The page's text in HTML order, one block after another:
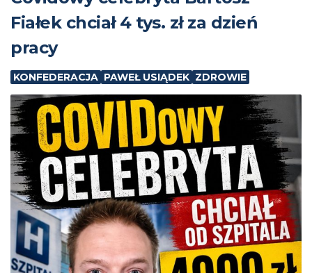
Fiałek chciał 4 tys. zł za dzień
pracy
KONFEDERACJA PAWEŁ USIĄDEK ZDROWIE